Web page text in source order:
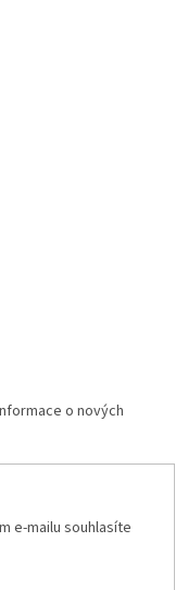
o nových
e-mailu souhlasíte